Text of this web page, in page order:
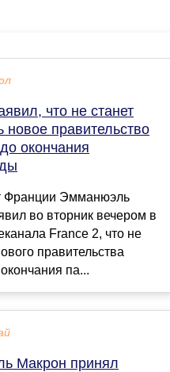
что не станет
новое правительство
окончания
Франции Эмманюэль
во вторник вечером в
France 2, что не
правительства
па...
Макрон принял